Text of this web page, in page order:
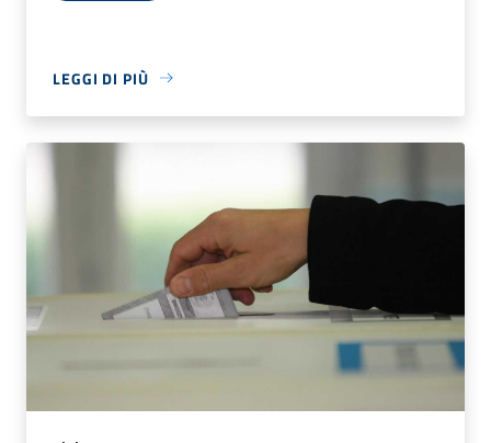
LEGGI DI PIÙ